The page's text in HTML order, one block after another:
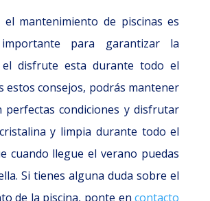
el mantenimiento de piscinas es
para garantizar la
disfrute esta durante todo el
estos consejos, podrás mantener
perfectas condiciones y disfrutar
y limpia durante todo el
cuando llegue el verano puedas
Si tienes alguna duda sobre el
de la piscina, ponte encontacto